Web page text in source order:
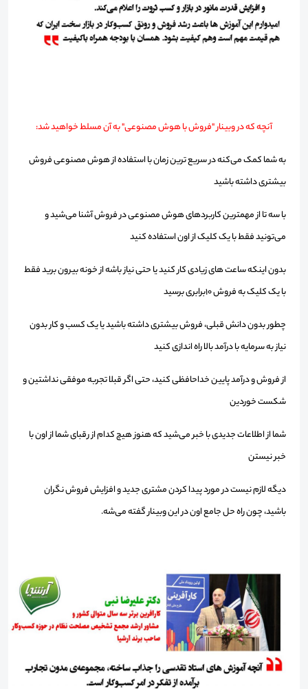
آنچه که در وبینار "فروش با هوش مصنوعی" به آن مسلط خواهید شد:
به شما کمک می‌کنه در سریع ترین زمان با استفاده از هوش مصنوعی فروش
بیشتری داشته باشید
با سه تا از مهمترین کاربردهای هوش مصنوعی در فروش آشنا می‌شید و
می‌تونید فقط با یک کلیک از اون استفاده کنید
بدون اینکه ساعت های زیادی کار کنید یا حتی نیاز باشه از خونه بیرون برید فقط
با یک کلیک به فروش 10برابری برسید
چطور بدون دانش قبلی، فروش بیشتری داشته باشید یا یک کسب و کار بدون
نیاز به سرمایه با درآمد بالا راه اندازی کنید
از فروش و درآمد پایین خداحافظی کنید، حتی اگر قبلا تجربه موفقی نداشتین و
شکست خوردین
شما از اطلاعات جدیدی با خبر می‌شید که هنوز هیچ کدام از رقبای شما از اون با
خبر نیستن
دیگه لازم نیست در مورد پیدا کردن مشتری جدید و افزایش فروش نگران
باشید، چون راه حل جامع اون در این وبینار گفته می‌شه.